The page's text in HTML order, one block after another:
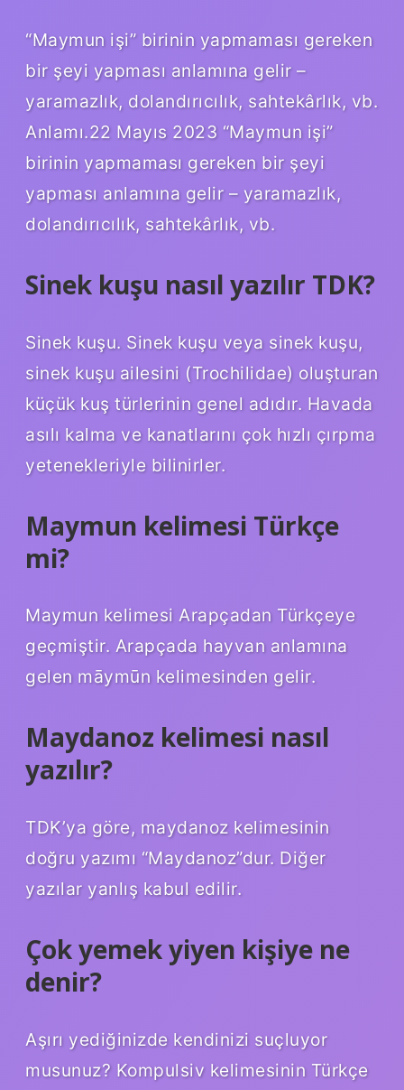
“Maymun işi” birinin yapmaması gereken
bir şeyi yapması anlamına gelir –
yaramazlık, dolandırıcılık, sahtekârlık, vb.
Anlamı.22 Mayıs 2023 “Maymun işi”
birinin yapmaması gereken bir şeyi
yapması anlamına gelir – yaramazlık,
dolandırıcılık, sahtekârlık, vb.
Sinek kuşu nasıl yazılır TDK?
Sinek kuşu. Sinek kuşu veya sinek kuşu,
sinek kuşu ailesini (Trochilidae) oluşturan
küçük kuş türlerinin genel adıdır. Havada
asılı kalma ve kanatlarını çok hızlı çırpma
yetenekleriyle bilinirler.
Maymun kelimesi Türkçe
mi?
Maymun kelimesi Arapçadan Türkçeye
geçmiştir. Arapçada hayvan anlamına
gelen māymūn kelimesinden gelir.
Maydanoz kelimesi nasıl
yazılır?
TDK’ya göre, maydanoz kelimesinin
doğru yazımı “Maydanoz”dur. Diğer
yazılar yanlış kabul edilir.
Çok yemek yiyen kişiye ne
denir?
Aşırı yediğinizde kendinizi suçluyor
musunuz? Kompulsiv kelimesinin Türkçe